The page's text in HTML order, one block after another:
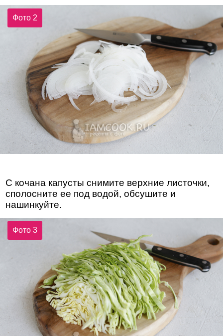
Фото 2
С кочана капусты снимите верхние листочки,
сполосните ее под водой, обсушите и
нашинкуйте.
Фото 3